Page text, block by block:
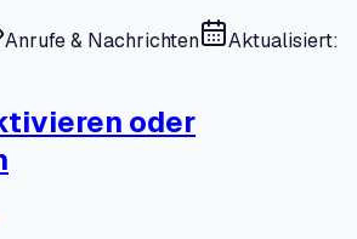
Anrufe & Nachrichten
Aktualisiert:
oder